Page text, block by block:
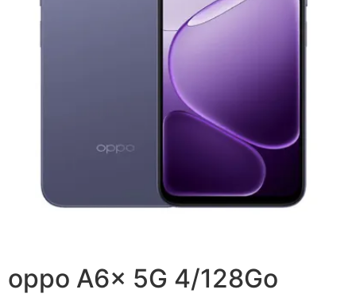
oppo A6x 5G 4/128Go